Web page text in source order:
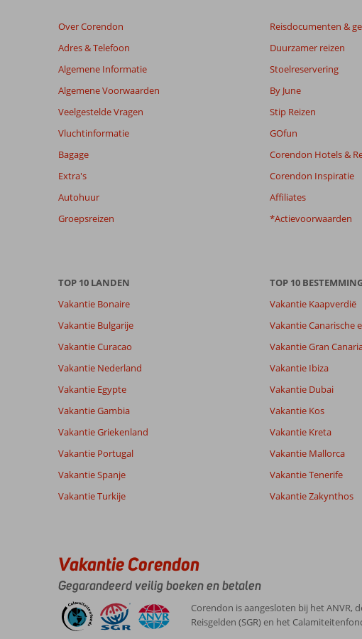
meer
weergegeven
de
relevantie
de
getoonde
over
Totale score
Gebaseerd op:
beoordelingen
8,2
Zeer goed
Kamers
8,2
Kindvriendelijk 8,1
Wifi kwaliteit
Ervaringen
klanten
Filter
8,0
Fientjeludomartine
25 juli 2026
Over
Agustin:
ver
maar
wel
152
trappen
Algemene indruk
Kindvriendelijk -
Wifi kwaliteit
8
Over Corendon
Adres & Telefoon
Algemene Informatie
Algemene Voorwaarden
Veelgestelde Vragen
Vluchtinformatie
Bagage
Extra's
Autohuur
Groepsreizen
Reisdocumenten &
Duurzamer reizen
Stoelreservering
By June
Stip Reizen
GOfun
Corendon Hotels &
Corendon Inspiratie
Affiliates
*Actievoorwaarden
TOP 10 LANDEN
Vakantie Bonaire
Vakantie Bulgarije
Vakantie Curacao
Vakantie Nederland
Vakantie Egypte
Vakantie Gambia
Vakantie Griekenland
Vakantie Portugal
Vakantie Spanje
Vakantie Turkije
TOP 10
Vakantie Kaapverdië
Vakantie Canarische
Vakantie Gran
Vakantie Ibiza
Vakantie Dubai
Vakantie Kos
Vakantie Kreta
Vakantie Mallorca
Vakantie Tenerife
Vakantie Zakynthos
Vakantie Corendon
Gegarandeerd veilig boeken en betalen
Corendon is aangesloten bij het ANVR,
Reisgelden (SGR) en het